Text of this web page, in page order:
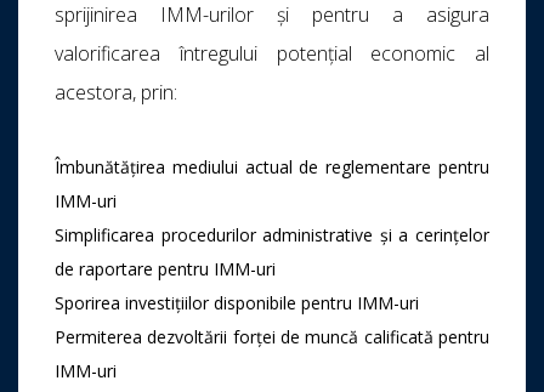
sprijinirea IMM-urilor și pentru a asigura
valorificarea întregului potențial economic al
acestora, prin:
Îmbunătățirea mediului actual de reglementare pentru
IMM-uri
Simplificarea procedurilor administrative și a cerințelor
de raportare pentru IMM-uri
Sporirea investițiilor disponibile pentru IMM-uri
Permiterea dezvoltării forței de muncă calificată pentru
IMM-uri